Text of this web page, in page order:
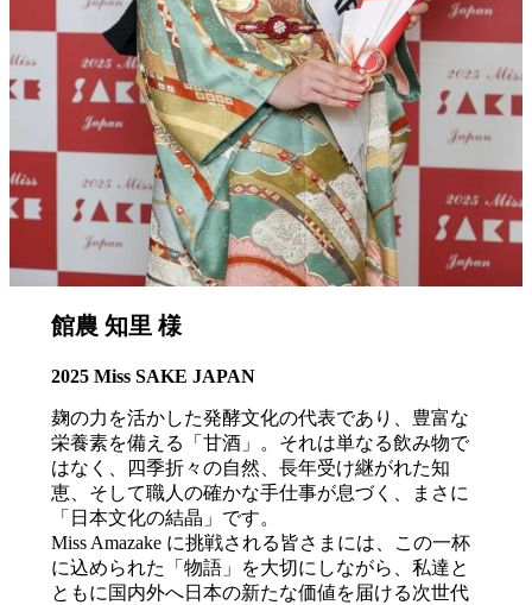
館農 知里 様
2025 Miss SAKE JAPAN
麹の力を活かした発酵文化の代表であり、豊富な
栄養素を備える「甘酒」。それは単なる飲み物で
はなく、四季折々の自然、長年受け継がれた知
恵、そして職人の確かな手仕事が息づく、まさに
「日本文化の結晶」です。
Miss Amazake に挑戦される皆さまには、この一杯
に込められた「物語」を大切にしながら、私達と
ともに国内外へ日本の新たな価値を届ける次世代